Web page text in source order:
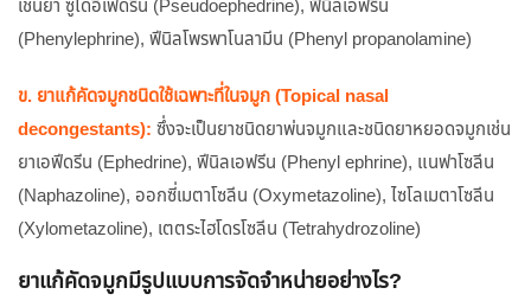
เช่นยา ซูโดอีเฟดรีน (Pseudoephedrine), ฟีนิลเอฟรีน
(Phenylephrine), ฟีนิลโพรพาโนลามีน (Phenyl propanolamine)
ข. ยาแก้คัดจมูกชนิดใช้เฉพาะที่ในจมูก (Topical nasal
decongestants): ซึ่งจะเป็นยาชนิดยาพ่นจมูกและชนิดยาหยอดจมูกเช่น
ยาเอฟีดรีน (Ephedrine), ฟีนิลเอฟรีน (Phenyl ephrine), แนฟาโซลีน
(Naphazoline), ออกซี่เมตาโซลีน (Oxymetazoline), ไซโลเมตาโซลีน
(Xylometazoline), เตตระไฮโดรโซลีน (Tetrahydrozoline)
ยาแก้คัดจมูกมีรูปแบบการจัดจำหน่ายอย่างไร?